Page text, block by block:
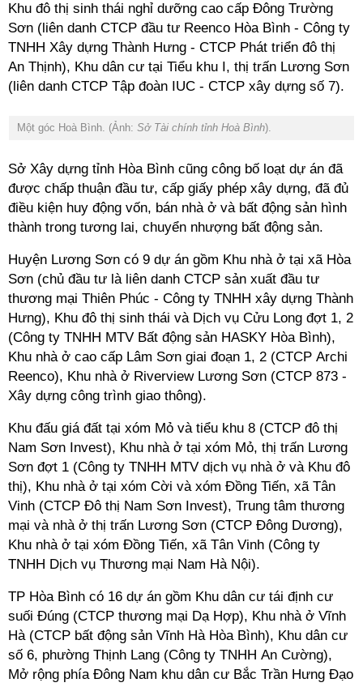
Khu đô thị sinh thái nghỉ dưỡng cao cấp Đông Trường
Sơn (liên danh CTCP đầu tư Reenco Hòa Bình - Công ty
TNHH Xây dựng Thành Hưng - CTCP Phát triển đô thị
An Thịnh), Khu dân cư tại Tiểu khu I, thị trấn Lương Sơn
(liên danh CTCP Tập đoàn IUC - CTCP xây dựng số 7).
Một góc Hoà Bình. (Ảnh: Sở Tài chính tỉnh Hoà Bình).
Sở Xây dựng tỉnh Hòa Bình cũng công bố loạt dự án đã
được chấp thuận đầu tư, cấp giấy phép xây dựng, đã đủ
điều kiện huy động vốn, bán nhà ở và bất động sản hình
thành trong tương lai, chuyển nhượng bất động sản.
Huyện Lương Sơn có 9 dự án gồm Khu nhà ở tại xã Hòa
Sơn (chủ đầu tư là liên danh CTCP sản xuất đầu tư
thương mại Thiên Phúc - Công ty TNHH xây dựng Thành
Hưng), Khu đô thị sinh thái và Dịch vụ Cửu Long đợt 1, 2
(Công ty TNHH MTV Bất động sản HASKY Hòa Bình),
Khu nhà ở cao cấp Lâm Sơn giai đoạn 1, 2 (CTCP Archi
Reenco), Khu nhà ở Riverview Lương Sơn (CTCP 873 -
Xây dựng công trình giao thông).
Khu đấu giá đất tại xóm Mỏ và tiểu khu 8 (CTCP đô thị
Nam Sơn Invest), Khu nhà ở tại xóm Mỏ, thị trấn Lương
Sơn đợt 1 (Công ty TNHH MTV dịch vụ nhà ở và Khu đô
thị), Khu nhà ở tại xóm Cời và xóm Đồng Tiến, xã Tân
Vinh (CTCP Đô thị Nam Sơn Invest), Trung tâm thương
mại và nhà ở thị trấn Lương Sơn (CTCP Đông Dương),
Khu nhà ở tại xóm Đồng Tiến, xã Tân Vinh (Công ty
TNHH Dịch vụ Thương mại Nam Hà Nội).
TP Hòa Bình có 16 dự án gồm Khu dân cư tái định cư
suối Đúng (CTCP thương mại Dạ Hợp), Khu nhà ở Vĩnh
Hà (CTCP bất động sản Vĩnh Hà Hòa Bình), Khu dân cư
số 6, phường Thịnh Lang (Công ty TNHH An Cường),
Mở rộng phía Đông Nam khu dân cư Bắc Trần Hưng Đạo